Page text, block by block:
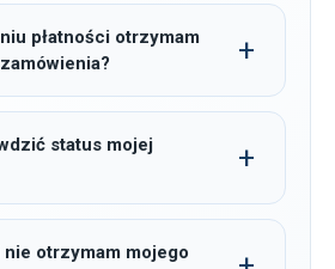
płatności otrzymam
status mojej
otrzymam mojego